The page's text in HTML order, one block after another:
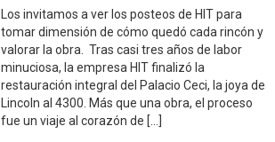
Los invitamos a ver los posteos de HIT para
tomar dimensión de cómo quedó cada rincón y
valorar la obra. Tras casi tres años de labor
minuciosa, la empresa HIT finalizó la
restauración integral del Palacio Ceci, la joya de
Lincoln al 4300. Más que una obra, el proceso
fue un viaje al corazón de […]